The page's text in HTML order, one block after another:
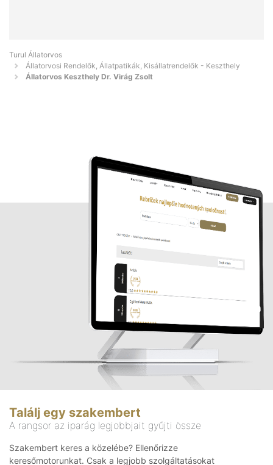
Turul Állatorvos
Állatorvosi Rendelők, Állatpatikák, Kisállatrendelők - Keszthely
Állatorvos Keszthely Dr. Virág Zsolt
Találj egy szakembert
A rangsor az iparág legjobbjait gyűjti össze
Szakembert keres a közelébe? Ellenőrizze
keresőmotorunkat. Csak a legjobb szolgáltatásokat